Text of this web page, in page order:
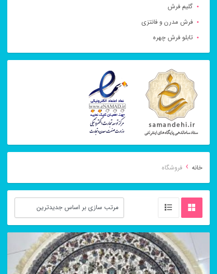
گلیم فرش
فرش مدرن و فانتزی
تابلو فرش چهره
خانه › فروشگاه